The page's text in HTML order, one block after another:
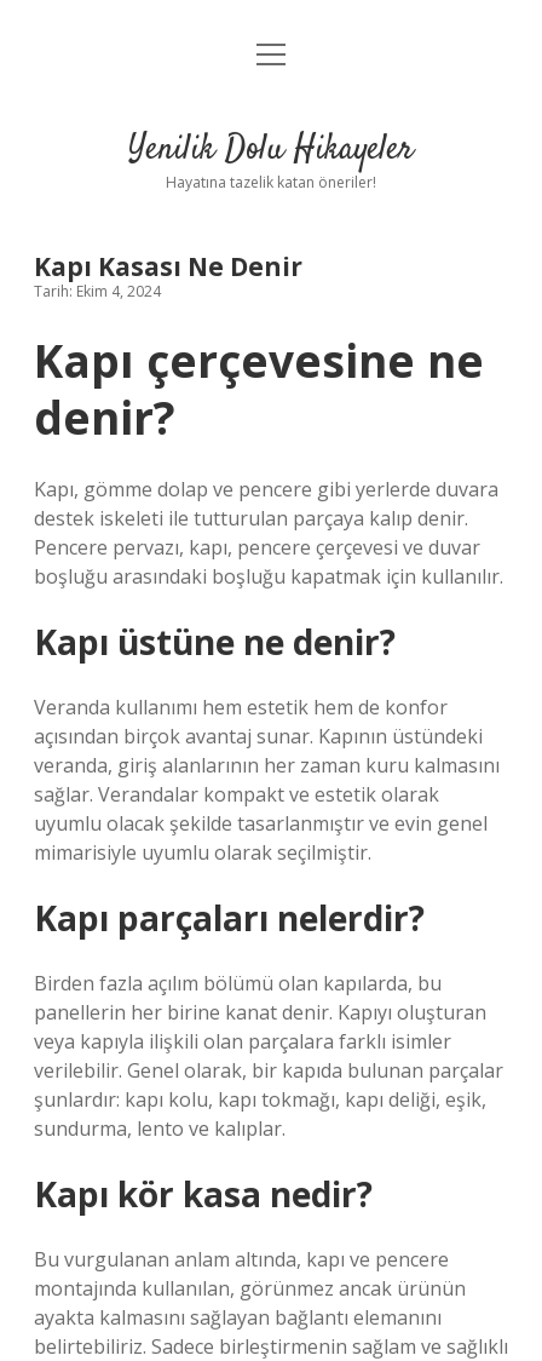
Anasayfa
Yasal Uyarı
menüyü
Yenilik Dolu Hikayeler
Hayatına tazelik katan öneriler!
Kapı Kasası Ne Denir
Tarih: Ekim 4, 2024
Kapı çerçevesine ne
denir?
Kapı, gömme dolap ve pencere gibi yerlerde duvara
destek iskeleti ile tutturulan parçaya kalıp denir.
Pencere pervazı, kapı, pencere çerçevesi ve duvar
boşluğu arasındaki boşluğu kapatmak için kullanılır.
Kapı üstüne ne denir?
Veranda kullanımı hem estetik hem de konfor
açısından birçok avantaj sunar. Kapının üstündeki
veranda, giriş alanlarının her zaman kuru kalmasını
sağlar. Verandalar kompakt ve estetik olarak
uyumlu olacak şekilde tasarlanmıştır ve evin genel
mimarisiyle uyumlu olarak seçilmiştir.
Kapı parçaları nelerdir?
Birden fazla açılım bölümü olan kapılarda, bu
panellerin her birine kanat denir. Kapıyı oluşturan
veya kapıyla ilişkili olan parçalara farklı isimler
verilebilir. Genel olarak, bir kapıda bulunan parçalar
şunlardır: kapı kolu, kapı tokmağı, kapı deliği, eşik,
sundurma, lento ve kalıplar.
Kapı kör kasa nedir?
Bu vurgulanan anlam altında, kapı ve pencere
montajında ​​kullanılan, görünmez ancak ürünün
ayakta kalmasını sağlayan bağlantı elemanını
belirtebiliriz. Sadece birleştirmenin sağlam ve sağlıklı